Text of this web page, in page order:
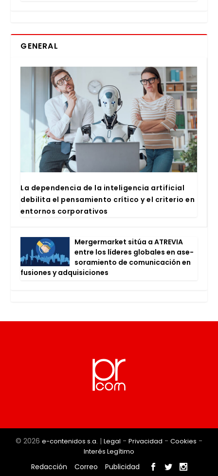
GENERAL
La depen­den­cia de la inte­li­gen­cia arti­fi­cial
debi­li­ta el pen­sa­mien­to crí­ti­co y el cri­te­rio en
entor­nos cor­po­ra­ti­vos
Mer­ger­mar­ket sitúa a ATRE­VIA
entre los líde­res glo­ba­les en ase­
so­ra­mien­to de comu­ni­ca­ción en
fusio­nes y adqui­si­cio­nes
© 2026 e-contenidos s.a. | Legal - Privacidad - Cookies -
Interés Legítimo
Redacción Correo Publicidad